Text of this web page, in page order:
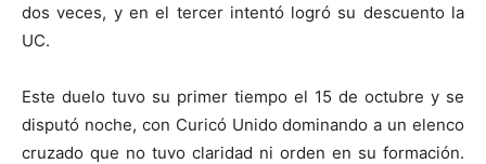
dos veces, y en el tercer intentó logró su descuento la
UC.
Este duelo tuvo su primer tiempo el 15 de octubre y se
disputó noche, con Curicó Unido dominando a un elenco
cruzado que no tuvo claridad ni orden en su formación.